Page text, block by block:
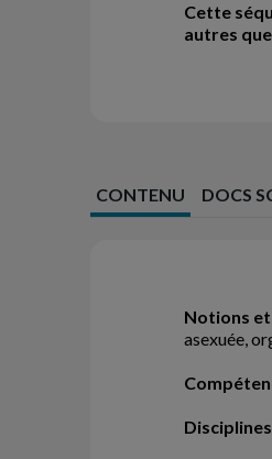
Cette
autres
CONTENU DOCS
Notions
asexuée,